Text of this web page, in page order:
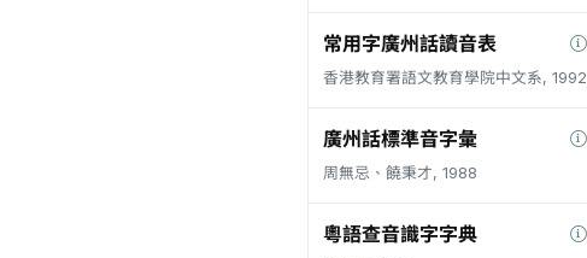
常用字廣州話讀音表
香港教育署語文教育學院中文系, 1992
廣州話標準音字彙
周無忌、饒秉才, 1988
粵語查音識字字典